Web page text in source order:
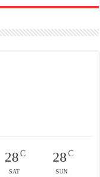
28C
SAT
28C
SUN